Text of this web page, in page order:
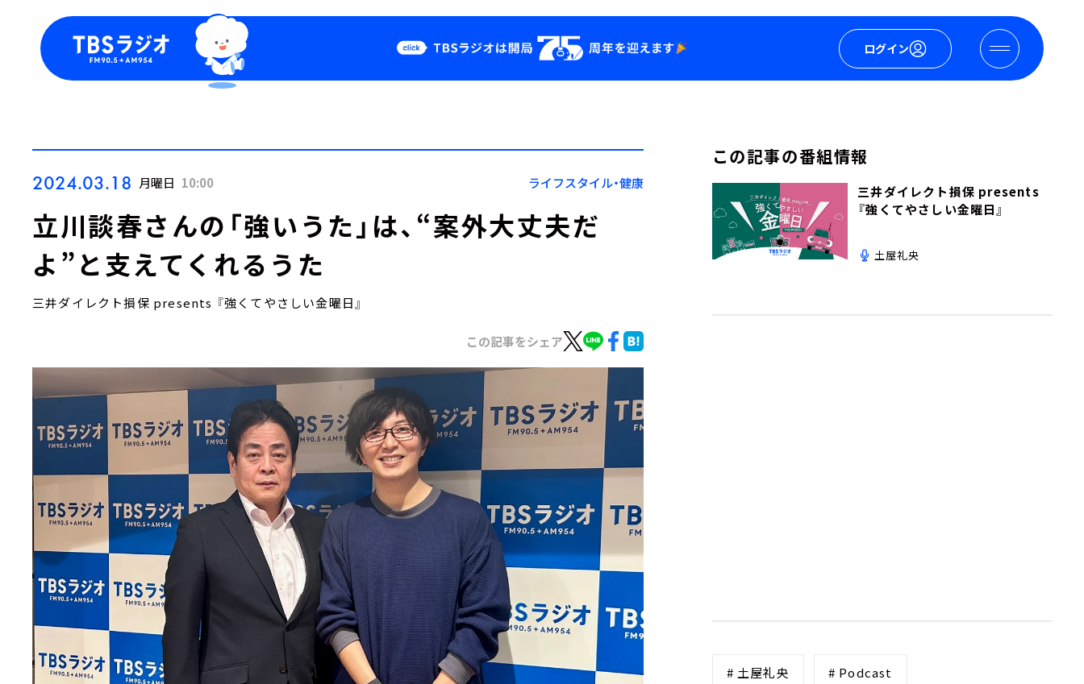
ログイン
Podcast
YouTube
会社情報
2024.03.18 月曜日 10:00 ライフスタイル・健康
立川談春さんの「強いうた」は、“案外大丈夫だ
よ”と支えてくれるうた
三井ダイレクト損保 presents 『強くてやさしい金曜日』
この記事をシェア
この記事の番組情報
三井ダイレクト損保 presents
『強くてやさしい金曜日』
土屋礼央
# 土屋礼央 # Podcast